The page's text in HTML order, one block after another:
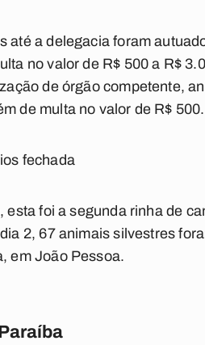
até a delegacia foram
no valor de R$ 500 a R$
de órgão competente,
de multa no valor de R$ 500.
fechada
esta foi a segunda rinha de
2, 67 animais silvestres
em João Pessoa.